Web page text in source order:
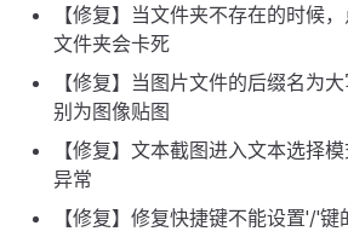
【修复】当文件夹不存在的时候
文件夹会卡死
【修复】当图片文件的后缀名为
别为图像贴图
【修复】文本截图进入文本选择
异常
【修复】修复快捷键不能设置'/'键